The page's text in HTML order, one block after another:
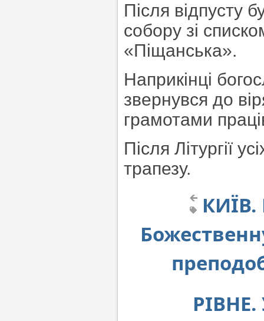
Після відпусту
собору зі
«Піщанська».
Наприкінці
звернувся до
грамотами
Після Літургії
трапезу.
РІВНЕ.